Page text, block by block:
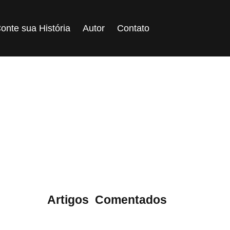
sua História Autor Contato
Artigos Comentados